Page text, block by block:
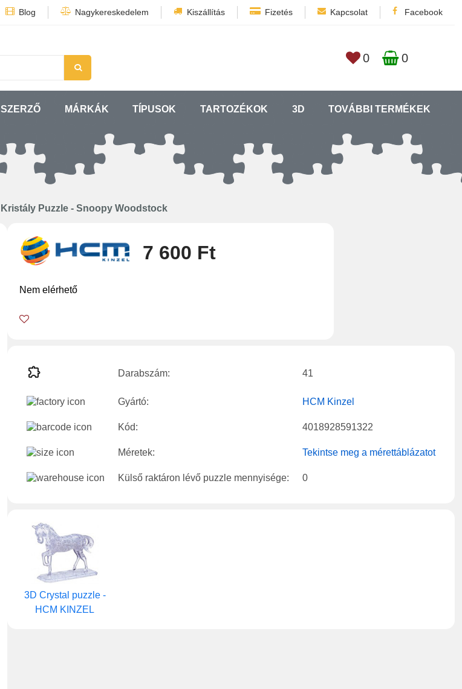
Blog Nagykereskedelem Kiszállítás Fizetés Kapcsolat Facebook
0 0
SZERZŐ MÁRKÁK TÍPUSOK TARTOZÉKOK 3D TOVÁBBI TERMÉKEK
Kristály Puzzle - Snoopy Woodstock
7 600 Ft
Nem elérhető
Darabszám: 41
Gyártó: HCM Kinzel
Kód: 4018928591322
Méretek: Tekintse meg a mérettáblázatot
Külső raktáron lévő puzzle mennyisége: 0
3D Crystal puzzle -
HCM KINZEL